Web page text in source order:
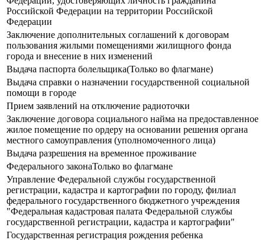
Российской Федерации на территории Российской
Федерации
Заключение дополнительных соглашений к договорам
пользования жилыми помещениями жилищного фонда
города и внесение в них изменений
Выдача паспорта болельщика(Только во флагмане)
Выдача справки о назначении государственной социальной
помощи в городе
Прием заявлений на отключение радиоточки
Заключение договора социального найма на предоставленное
жилое помещение по ордеру на основании решения органа
местного самоуправления (уполномоченного лица)
Выдача разрешения на временное проживание
Федерального законаТолько во флагмане
Управление Федеральной службы государственной
регистрации, кадастра и картографии по городу, филиал
федерального государственного бюджетного учреждения
"Федеральная кадастровая палата Федеральной службы
государственной регистрации, кадастра и картографии"
Государственная регистрация рождения ребенка